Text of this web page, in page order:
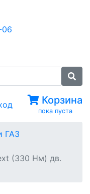
Корзина
пока пуста
ГАЗ
(330 Нм) дв.